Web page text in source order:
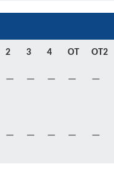
2 3 4 OT OT2
— — — — —
— — — — —